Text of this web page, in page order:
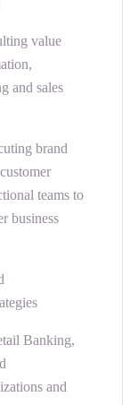
value
and sales
brand
teams to
business
Banking,
and